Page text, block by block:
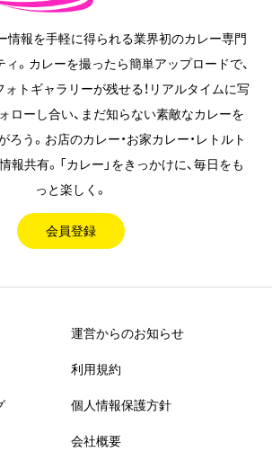
情報を手軽に得られる業界初のカレー専門
。カレーを撮ったら簡単アップロードで、
トギャラリーが残せる！リアルタイムに写
ローし合い、まだ知らない素敵なカレーを
う。お店のカレー・お家カレー・レトルト
報共有。「カレー」をきっかけに、毎日をも
っと楽しく。
会員登録
運営からのお知らせ
利用規約
個人情報保護方針
会社概要